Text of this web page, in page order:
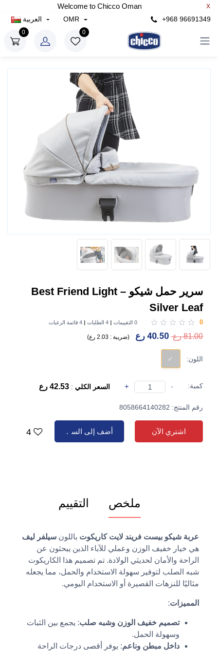
Welcome to Chicco Oman X
+968 96691349
OMR
0
0
سرير حمل شيكو Best Friend Light –
Silver Leaf
0 0 التقييمات 4 الطلبات 4 قائمة الرغبات
81.00 رع 40.50 رع (ضريبة : 2.03 رع )
اللون:
كمية: -
+ السعر الكلي : 42.53 رع
رقم المنتج: 8058664140282
اشتري الآن أضف إلى السلة 4
ملخص التقييم
عربة شيكو بيست فريند لايت كاريكوت باللون سيلفر ليف
هي خيار خفيف الوزن وعملي للآباء الذين يبحثون عن
الراحة والأمان لحديثي الولادة. تم تصميم هذا الكاريكوت
شبه الصلب لتوفير سهولة الاستخدام والحمل، مما يجعله
مثاليًا للنزهات القصيرة أو الاستخدام اليومي.
المميزات:
تصميم خفيف الوزن وشبه صلب: يجمع بين الثبات
وسهولة الحمل.
داخل مبطن وناعم: يوفر أقصى درجات الراحة